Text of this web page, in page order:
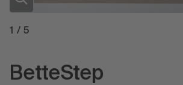
1 /5
BetteStep